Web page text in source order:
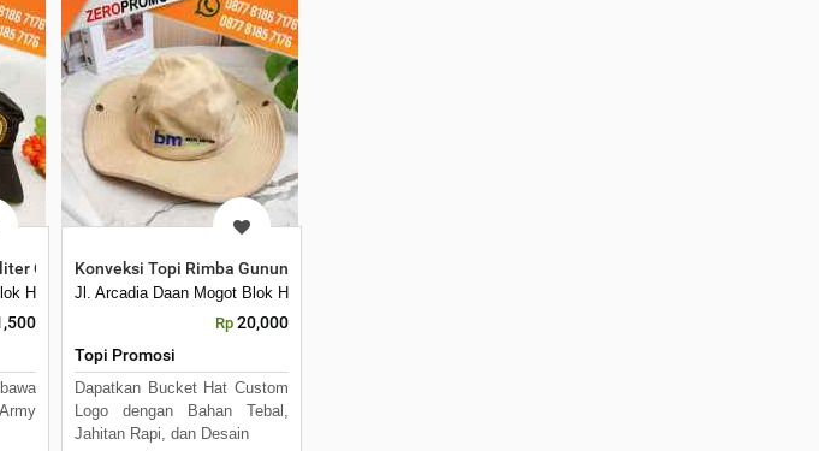
Desain Souvenir Kantorbatuceper Kota Tangerang, Banten 15122
Batuceper Kota Tangerang, Banten 15122
Custom
H7 No 16 Daan Mogot Km 21. Kecamatan Batuceper Kota Tangerang, Banten 15122
Konveksi Topi Rimba Gunung Bucket Hat Cetak Logo Harga Pabrik
Jl. Arcadia Daan Mogot Blok H7 No 16 Daan Mogot Km 21. Kecamatan Cetak Mug Keramik Bisa
Rp 20,000
Topi Promosi
Dapatkan Bucket Hat Custom
Logo dengan Bahan Tebal,
Jahitan Rapi, dan Desain